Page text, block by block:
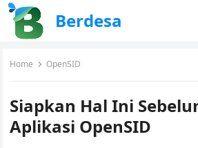
Berdesa
Home OpenSID
Siapkan Hal Ini
Aplikasi OpenSID